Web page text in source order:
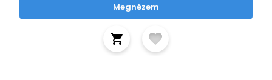
Megnézem